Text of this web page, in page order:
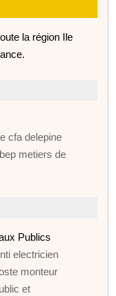
la région Ile
cfa delepine
metiers de
Publics
electricien
monteur
et